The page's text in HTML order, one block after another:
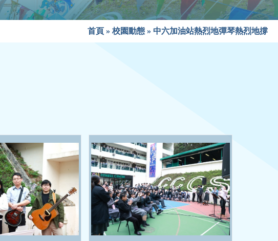
首頁 » 校園動態 » 中六加油站熱烈地彈琴熱烈地撐